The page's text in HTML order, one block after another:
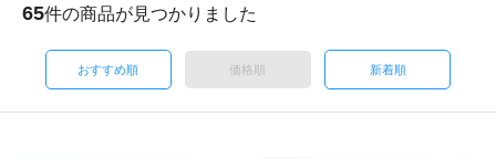
65件の商品が見つかりました
おすすめ順 価格順 新着順